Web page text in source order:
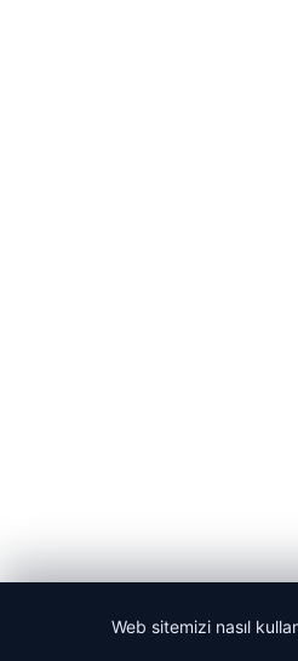
© 2026 Akbars Haber
Web sitemizi nasıl